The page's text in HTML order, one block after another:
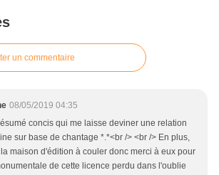
un commentaire
08/05/2019 04:35
concis qui me laisse deviner une relation
sur base de chantage *.*<br /> <br /> En plus,
maison d'édition à couler donc merci à eux pour
de cette licence perdu dans l'oublie